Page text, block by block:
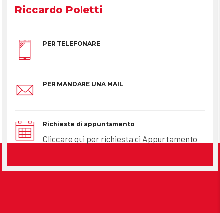
Riccardo Poletti
PER TELEFONARE
PER MANDARE UNA MAIL
Richieste di appuntamento
Cliccare qui per richiesta di Appuntamento